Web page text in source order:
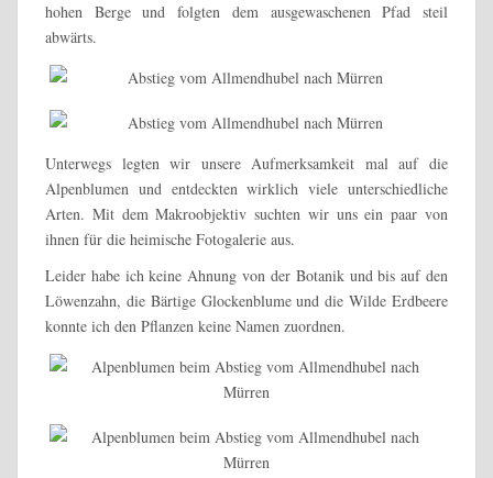
hohen Berge und folgten dem ausgewaschenen Pfad steil
abwärts.
Unterwegs legten wir unsere Aufmerksamkeit mal auf die
Alpenblumen und entdeckten wirklich viele unterschiedliche
Arten. Mit dem Makroobjektiv suchten wir uns ein paar von
ihnen für die heimische Fotogalerie aus.
Leider habe ich keine Ahnung von der Botanik und bis auf den
Löwenzahn, die Bärtige Glockenblume und die Wilde Erdbeere
konnte ich den Pflanzen keine Namen zuordnen.